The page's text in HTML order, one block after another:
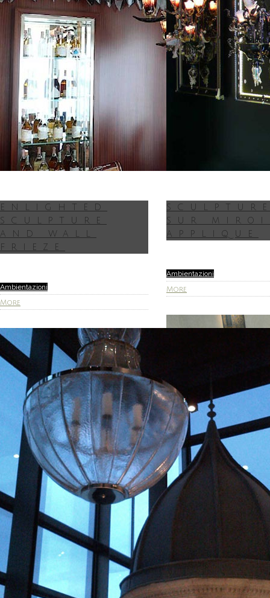
ENLIGHTED
SCULPTURE
AND WALL
FRIEZE
Ambientazioni
More
SUR
APPLIQUE
Ambientazioni
More